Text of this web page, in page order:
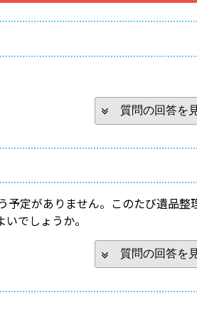
質問の回答を
定がありません。このたび遺品整
でしょうか。
質問の回答を